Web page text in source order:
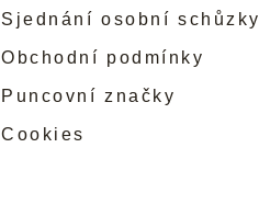
Sjednání osobní schůzky
Obchodní podmínky
Puncovní značky
Cookies